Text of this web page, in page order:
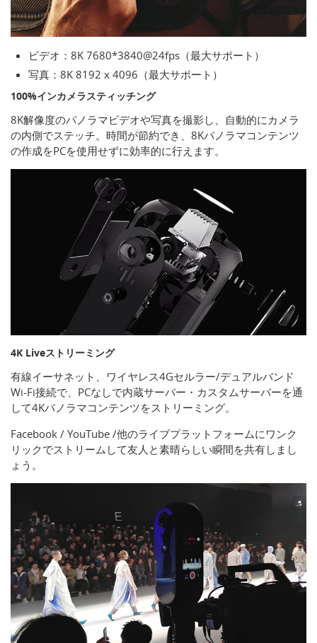
ビデオ：8K 7680*3840@24fps（最大サポート）
写真：8K 8192 x 4096（最大サポート）
100%インカメラスティッチング
8K解像度のパノラマビデオや写真を撮影し、自動的にカメラ
の内側でステッチ。時間が節約でき、8Kパノラマコンテンツ
の作成をPCを使用せずに効率的に行えます。
4K Liveストリーミング
有線イーサネット、ワイヤレス4Gセルラー/デュアルバンド
Wi-Fi接続で、PCなしで内蔵サーバー・カスタムサーバーを通
して4Kパノラマコンテンツをストリーミング。
Facebook / YouTube /他のライブプラットフォームにワンク
リックでストリームして友人と素晴らしい瞬間を共有しまし
ょう。